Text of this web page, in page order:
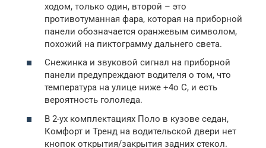
ходом, только один, второй – это
противотуманная фара, которая на приборной
панели обозначается оранжевым символом,
похожий на пиктограмму дальнего света.
Снежинка и звуковой сигнал на приборной
панели предупреждают водителя о том, что
температура на улице ниже +4о С, и есть
вероятность гололеда.
В 2-ух комплектациях Поло в кузове седан,
Комфорт и Тренд на водительской двери нет
кнопок открытия/закрытия задних стекол.